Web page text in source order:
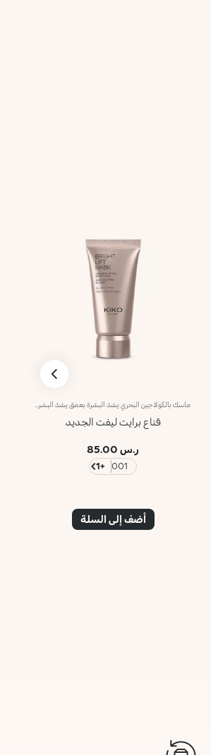
قناع برايت ليفت الجديد
ر.س 85.00
001
+1
أضف إلى السلة